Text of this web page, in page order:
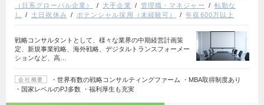
（日系グローバル企業）
大手企業 管理職・マネジャー
転勤な
し
土日祝休み ポテンシャル採用（未経験可） 年収600万以上
戦略コンサルタントとして、様々な業界の中期経営計画策
定、新規事業戦略、海外戦略、デジタルトランスフォーメー
ションなど、高…
会社概要
・世界有数の戦略コンサルティングファーム ・MBA取得制度あり
・国家レベルのPJ多数 ・福利厚生も充実